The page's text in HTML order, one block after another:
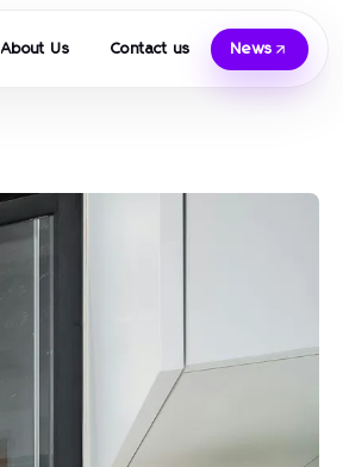
About Us Contact us News